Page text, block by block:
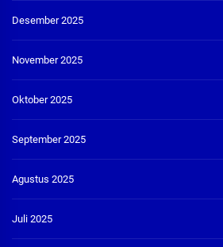
Desember 2025
November 2025
Oktober 2025
September 2025
Agustus 2025
Juli 2025